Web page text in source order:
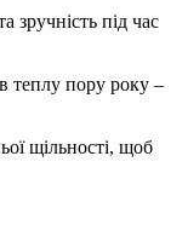
зручність під час
теплу пору року –
щільності, щоб